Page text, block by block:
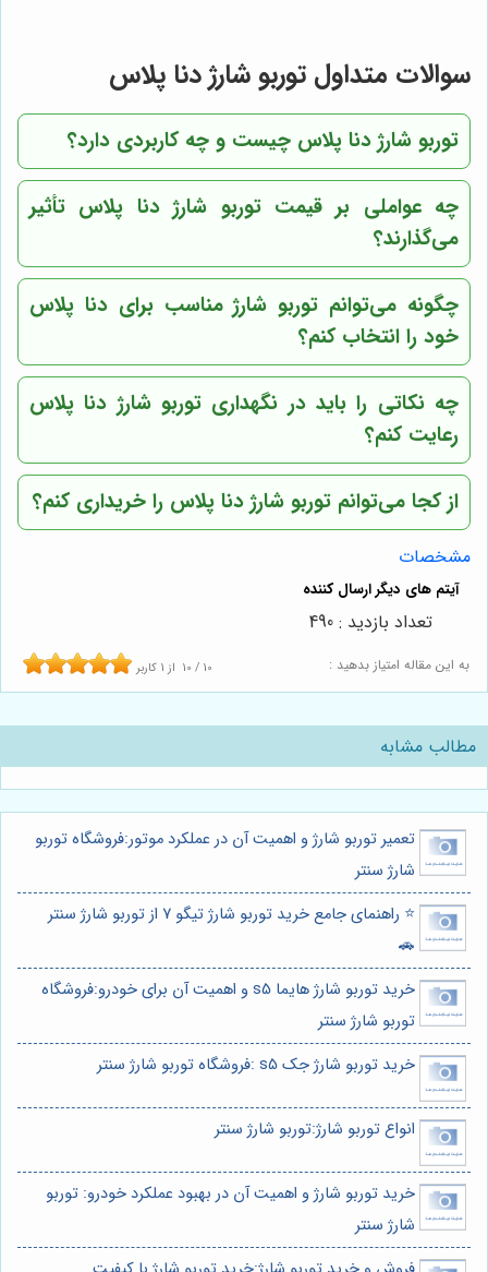
سوالات متداول توربو شارژ دنا پلاس
توربو شارژ دنا پلاس چیست و چه کاربردی دارد؟
چه عواملی بر قیمت توربو شارژ دنا پلاس تأثیر
می‌گذارند؟
چگونه می‌توانم توربو شارژ مناسب برای دنا پلاس
خود را انتخاب کنم؟
چه نکاتی را باید در نگهداری توربو شارژ دنا پلاس
رعایت کنم؟
از کجا می‌توانم توربو شارژ دنا پلاس را خریداری کنم؟
مشخصات
به این مقاله امتیاز بدهید : 10 / 10 از 1 کاربر
تعداد بازدید : 490
مطالب مشابه
تعمیر توربو شارژ و اهمیت آن در عملکرد موتور:فروشگاه توربو
شارژ سنتر
⭐️ راهنمای جامع خرید توربو شارژ تیگو 7 از توربو شارژ سنتر
🚗
خرید توربو شارژ هایما s5 و اهمیت آن برای خودرو:فروشگاه
توربو شارژ سنتر
خرید توربو شارژ جک s5 :فروشگاه توربو شارژ سنتر
انواع توربو شارژ:توربو شارژ سنتر
خرید توربو شارژ و اهمیت آن در بهبود عملکرد خودرو: توربو
شارژ سنتر